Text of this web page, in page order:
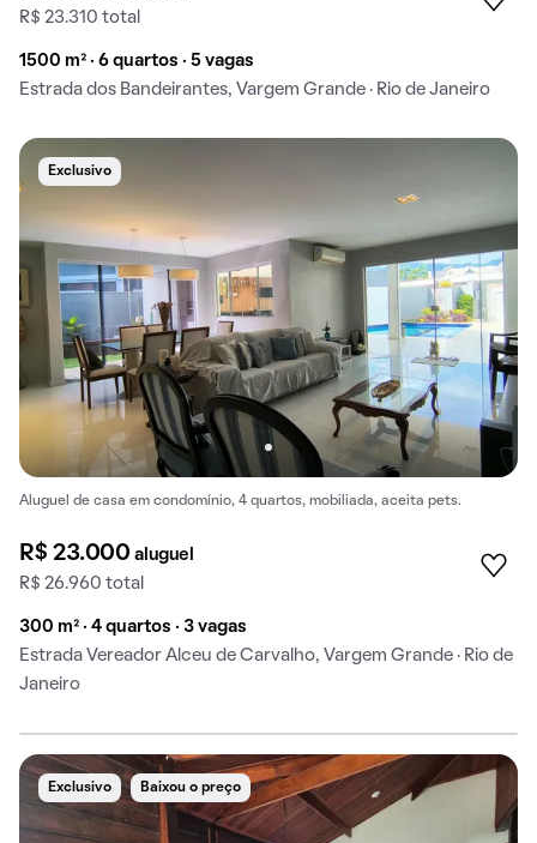
R$ 23.310 total
1500 m² · 6 quartos · 5 vagas
Estrada dos Bandeirantes, Vargem Grande · Rio de Janeiro
Exclusivo
Aluguel de casa em condomínio, 4 quartos, mobiliada, aceita pets.
R$ 23.000aluguel
R$ 26.960 total
300 m² · 4 quartos · 3 vagas
Estrada Vereador Alceu de Carvalho, Vargem Grande · Rio de
Janeiro
Exclusivo Baixou o preço